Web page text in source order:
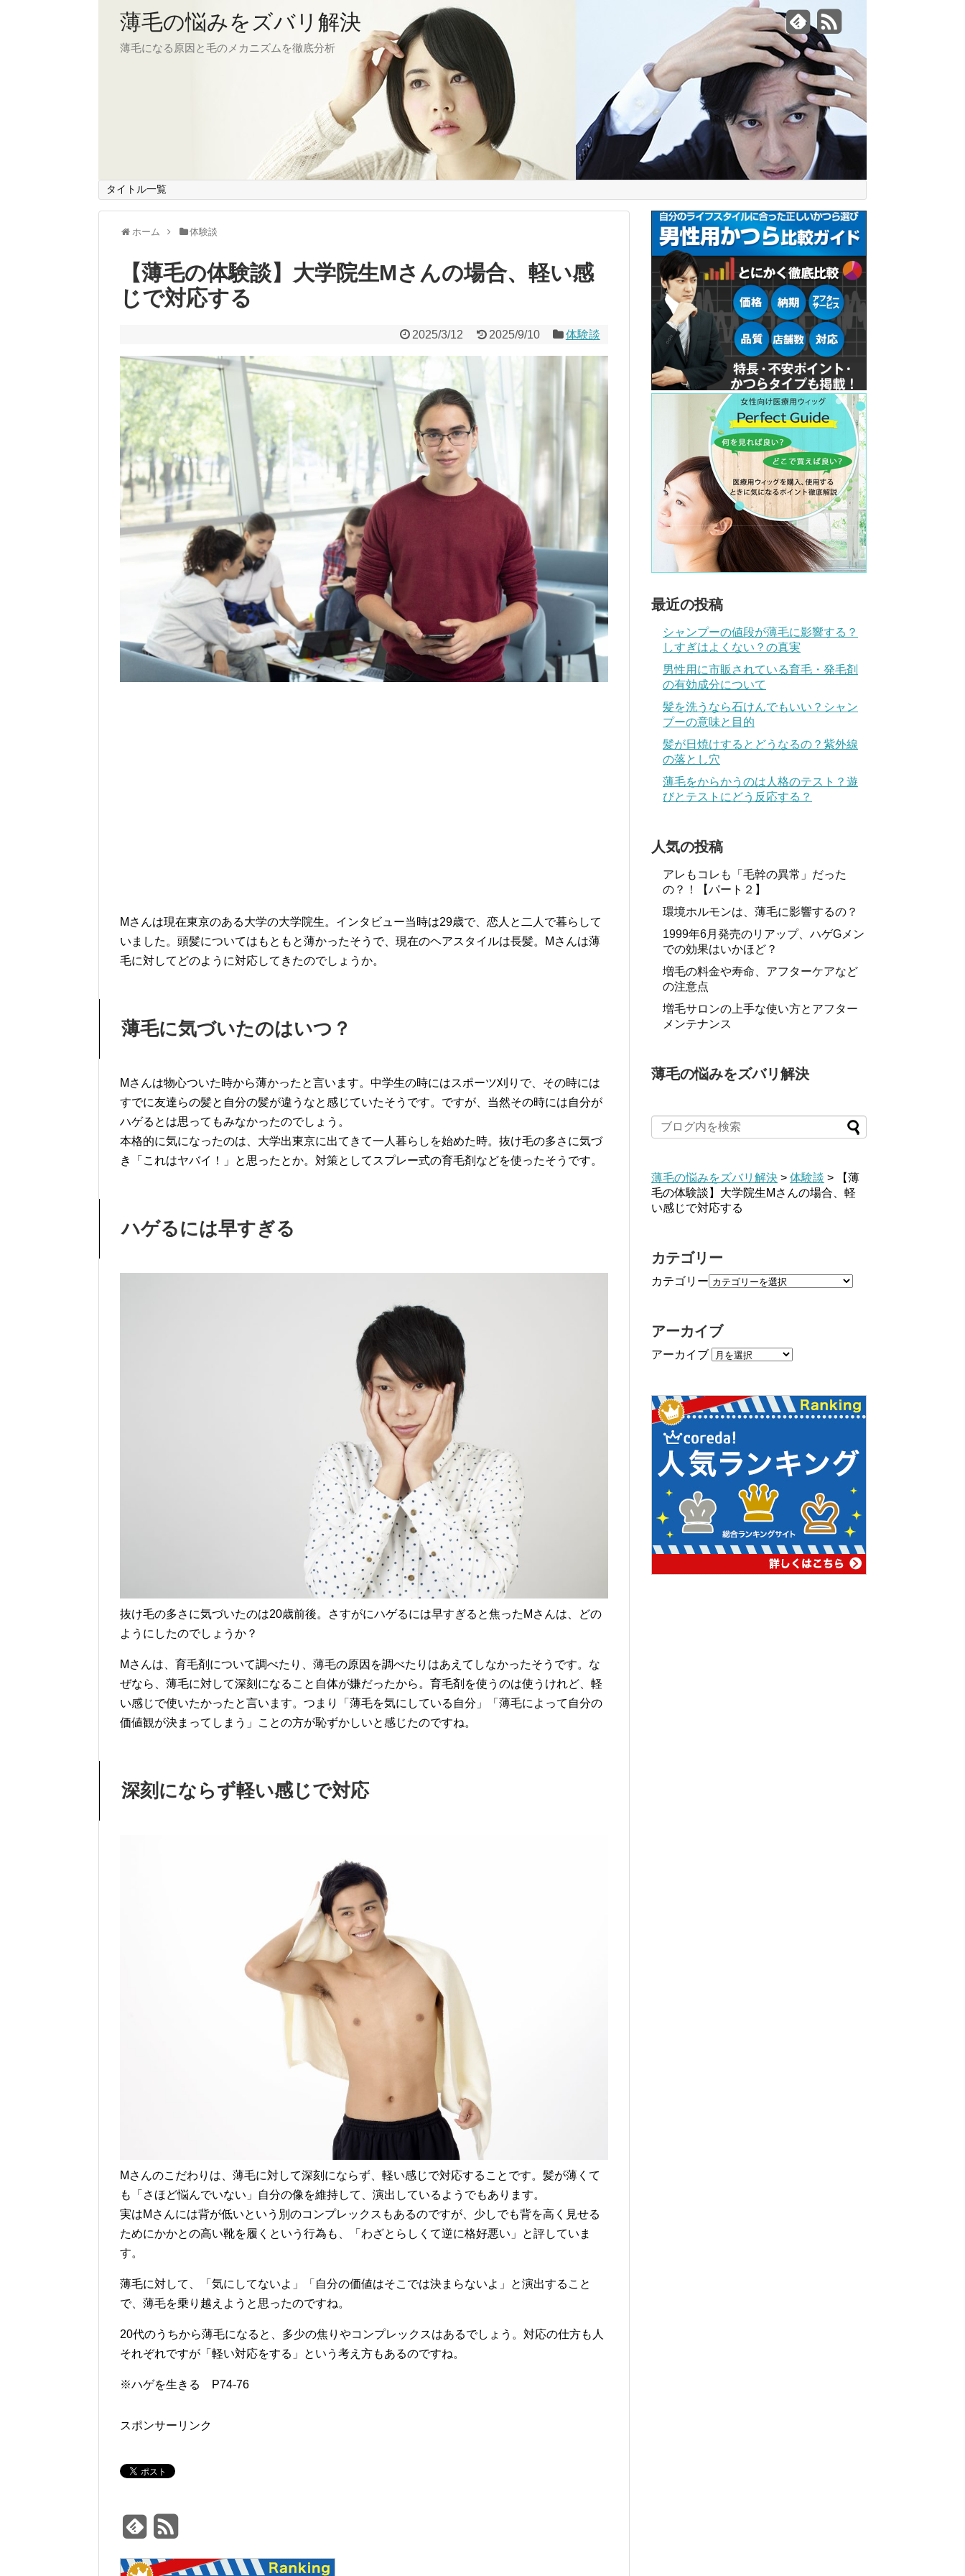
薄毛の悩みをズバリ解決
薄毛になる原因と毛のメカニズムを徹底分析
タイトル一覧
ホーム 体験談
【薄毛の体験談】大学院生Mさんの場合、軽い感
じで対応する
2025/3/12 2025/9/10 体験談
Mさんは現在東京のある大学の大学院生。インタビュー当時は29歳で、恋人と二人で暮らして
いました。頭髪についてはもともと薄かったそうで、現在のヘアスタイルは長髪。Mさんは薄
毛に対してどのように対応してきたのでしょうか。
薄毛に気づいたのはいつ？
Mさんは物心ついた時から薄かったと言います。中学生の時にはスポーツ刈りで、その時には
すでに友達らの髪と自分の髪が違うなと感じていたそうです。ですが、当然その時には自分が
ハゲるとは思ってもみなかったのでしょう。
本格的に気になったのは、大学出東京に出てきて一人暮らしを始めた時。抜け毛の多さに気づ
き「これはヤバイ！」と思ったとか。対策としてスプレー式の育毛剤などを使ったそうです。
ハゲるには早すぎる
抜け毛の多さに気づいたのは20歳前後。さすがにハゲるには早すぎると焦ったMさんは、どの
ようにしたのでしょうか？
Mさんは、育毛剤について調べたり、薄毛の原因を調べたりはあえてしなかったそうです。な
ぜなら、薄毛に対して深刻になること自体が嫌だったから。育毛剤を使うのは使うけれど、軽
い感じで使いたかったと言います。つまり「薄毛を気にしている自分」「薄毛によって自分の
価値観が決まってしまう」ことの方が恥ずかしいと感じたのですね。
深刻にならず軽い感じで対応
Mさんのこだわりは、薄毛に対して深刻にならず、軽い感じで対応することです。髪が薄くて
も「さほど悩んでいない」自分の像を維持して、演出しているようでもあります。
実はMさんには背が低いという別のコンプレックスもあるのですが、少しでも背を高く見せる
ためにかかとの高い靴を履くという行為も、「わざとらしくて逆に格好悪い」と評していま
す。
薄毛に対して、「気にしてないよ」「自分の価値はそこでは決まらないよ」と演出すること
で、薄毛を乗り越えようと思ったのですね。
20代のうちから薄毛になると、多少の焦りやコンプレックスはあるでしょう。対応の仕方も人
それぞれですが「軽い対応をする」という考え方もあるのですね。
※ハゲを生きる P74-76
スポンサーリンク
最近の投稿
シャンプーの値段が薄毛に影響する？
しすぎはよくない？の真実
男性用に市販されている育毛・発毛剤
の有効成分について
髪を洗うなら石けんでもいい？シャン
プーの意味と目的
髪が日焼けするとどうなるの？紫外線
の落とし穴
薄毛をからかうのは人格のテスト？遊
びとテストにどう反応する？
人気の投稿
アレもコレも「毛幹の異常」だった
の？！【パート２】
環境ホルモンは、薄毛に影響するの？
1999年6月発売のリアップ、ハゲGメン
での効果はいかほど？
増毛の料金や寿命、アフターケアなど
の注意点
増毛サロンの上手な使い方とアフター
メンテナンス
薄毛の悩みをズバリ解決
薄毛の悩みをズバリ解決 > 体験談 >
【薄
毛の体験談】大学院生Mさんの場合、軽
い感じで対応する
カテゴリー
カテゴリー
アーカイブ
アーカイブ